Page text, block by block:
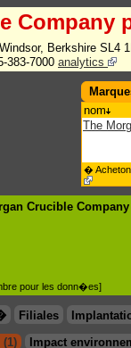
Company
Berkshire SL4
383-7000 analytics
nom
The
�
Crucible
pour les donn�es]
Filiales
Impact